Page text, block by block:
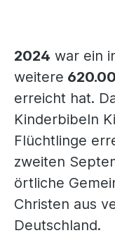
2024 war ein
weitere
erreicht hat.
Kinderbibeln
Flüchtlinge
zweiten
örtliche
Christen aus
Deutschland.